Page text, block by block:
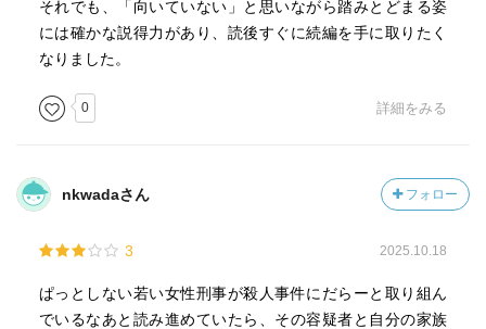
それでも、「向いていない」と思いながら踏みとどまる姿
には確かな説得力があり、読後すぐに続編を手に取りたく
なりました。
0 詳細をみる
nkwadaさん フォロー
3 2025.10.18
ぱっとしない若い女性刑事が殺人事件にだらーと取り組ん
でいるなあと読み進めていたら、その容疑者と自分の家族